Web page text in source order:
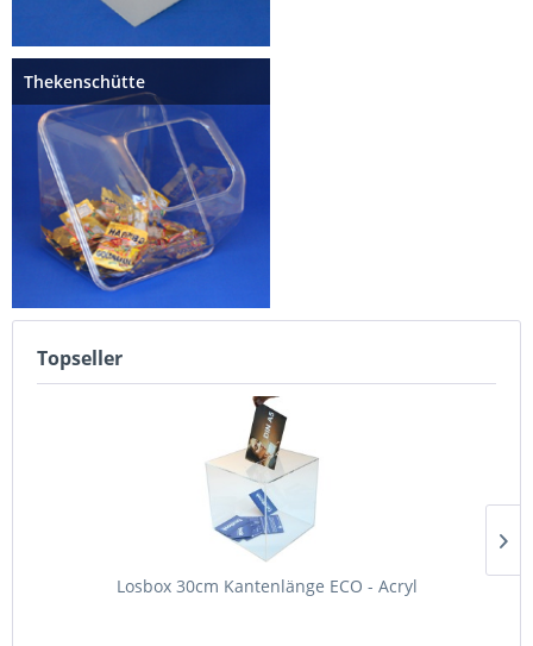
Thekenschütte
Topseller
Losbox 30cm Kantenlänge ECO - Acryl